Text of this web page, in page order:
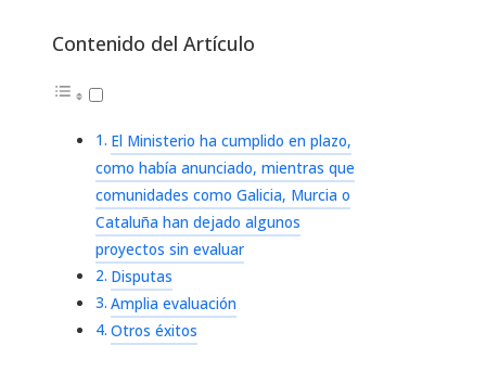
Contenido del Artículo
El Ministerio ha cumplido en plazo,
como había anunciado, mientras que
comunidades como Galicia, Murcia o
Cataluña han dejado algunos
proyectos sin evaluar
Disputas
Amplia evaluación
Otros éxitos